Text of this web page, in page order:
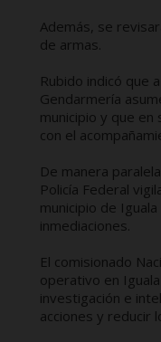
Además, se
de armas.
Rubido indicó que
Gendarmería
municipio y que en
con el
De manera
Policía Federal
municipio de
inmediaciones.
El comisionado
operativo en
investigación e
acciones y reducir